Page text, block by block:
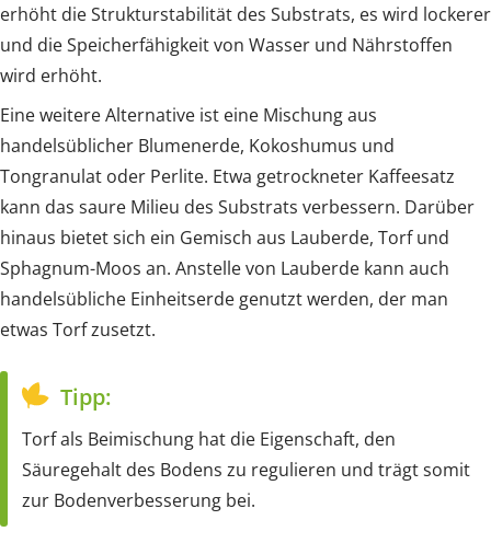
erhöht die Strukturstabilität des Substrats, es wird lockerer
und die Speicherfähigkeit von Wasser und Nährstoffen
wird erhöht.
Eine weitere Alternative ist eine Mischung aus
handelsüblicher Blumenerde, Kokoshumus und
Tongranulat oder Perlite. Etwa getrockneter Kaffeesatz
kann das saure Milieu des Substrats verbessern. Darüber
hinaus bietet sich ein Gemisch aus Lauberde, Torf und
Sphagnum-Moos an. Anstelle von Lauberde kann auch
handelsübliche Einheitserde genutzt werden, der man
etwas Torf zusetzt.
Tipp:
Torf als Beimischung hat die Eigenschaft, den
Säuregehalt des Bodens zu regulieren und trägt somit
zur Bodenverbesserung bei.